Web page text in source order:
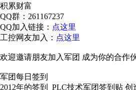
积累财富
QQ群：261167237
QQ加入链接： 点这里
工控网友加入： 点这里
欢迎邀请朋友加入军团 成为你的合作
军团每日签到
2012年的签到 PLC技术军团签到贴 创